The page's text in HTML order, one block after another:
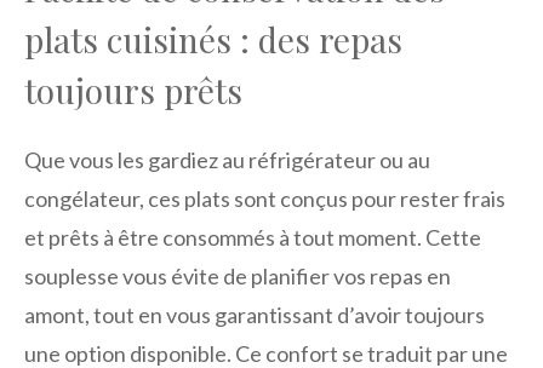
plats cuisinés : des repas
toujours prêts
Que vous les gardiez au réfrigérateur ou au
congélateur, ces plats sont conçus pour rester frais
et prêts à être consommés à tout moment. Cette
souplesse vous évite de planifier vos repas en
amont, tout en vous garantissant d’avoir toujours
une option disponible. Ce confort se traduit par une